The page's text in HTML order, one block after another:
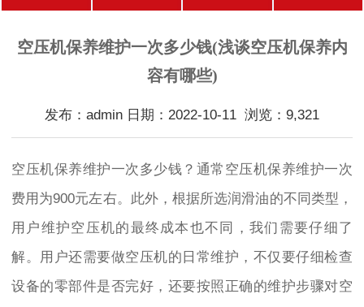
空压机保养维护一次多少钱(浅谈空压机保养内
容有哪些)
发布：admin 日期：2022-10-11 浏览：9,321
空压机保养维护一次多少钱？通常空压机保养维护一次
费用为900元左右。此外，根据所选润滑油的不同类型，
用户维护空压机的最终成本也不同，我们需要仔细了
解。用户还需要做空压机的日常维护，不仅要仔细检查
设备的零部件是否完好，还要按照正确的维护步骤对空